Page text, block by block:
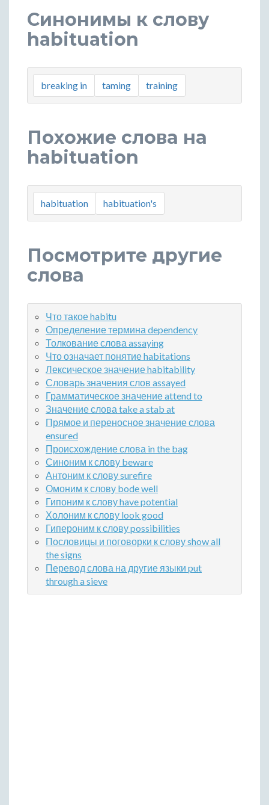
Синонимы к слову
habituation
breaking in taming training
Похожие слова на
habituation
habituation habituation's
Посмотрите другие
слова
Что такое habitu
Определение термина dependency
Толкование слова assaying
Что означает понятие habitations
Лексическое значение habitability
Словарь значения слов assayed
Грамматическое значение attend to
Значение слова take a stab at
Прямое и переносное значение слова
ensured
Происхождение слова in the bag
Синоним к слову beware
Антоним к слову surefire
Омоним к слову bode well
Гипоним к слову have potential
Холоним к слову look good
Гипероним к слову possibilities
Пословицы и поговорки к слову show all
the signs
Перевод слова на другие языки put
through a sieve